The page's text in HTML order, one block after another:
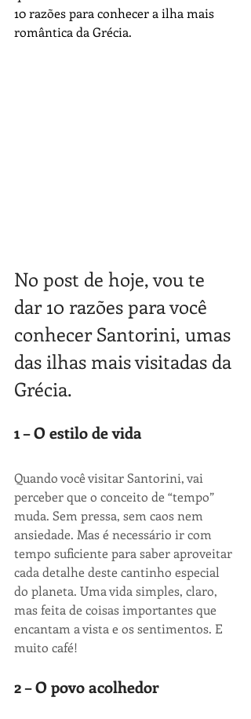
10 razões para conhecer a ilha mais
romântica da Grécia.
No post de hoje, vou te
dar 10 razões para você
conhecer Santorini, umas
das ilhas mais visitadas da
Grécia.
1 – O estilo de vida
Quando você visitar Santorini, vai
perceber que o conceito de “tempo”
muda. Sem pressa, sem caos nem
ansiedade. Mas é necessário ir com
tempo suficiente para saber aproveitar
cada detalhe deste cantinho especial
do planeta. Uma vida simples, claro,
mas feita de coisas importantes que
encantam a vista e os sentimentos. E
muito café!
2 – O povo acolhedor